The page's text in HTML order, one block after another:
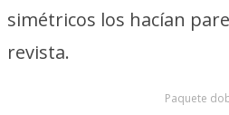
simétricos los hacían
revista.
Paquete